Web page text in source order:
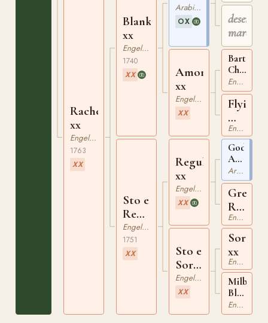
Rachel
xx
Engelskt Fullblod
1763
XX
Blank
xx
Engelskt Fullblod
1740
XX
Sto e
Regulus
xx
Engelskt Fullblod
1751
XX
ox
Arabiskt Fullblod
OX
Amorett
xx
Engelskt Fullblod
XX
Regulus
xx
Engelskt Fullblod
XX
Sto e
Soreheels
xx
Engelskt Fullblod
XX
desert
mare
Bartlet's
Childers
xxEngelskt Fullblod
Flying
Whigg
xxEngelskt Fullblod
Arabian
oxArabiskt Fullblod
Grey
xxEngelskt Fullblod
xx
Engelskt Fullblod
Black
Mare
xx
Engelskt Fullblod